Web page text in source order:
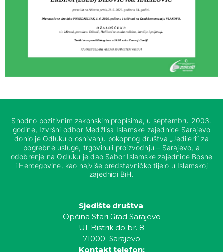
Shodno pozitivnim zakonskim propisima, u septembru 2003.
godine, Izvršni odbor Medžlisa Islamske zajednice Sarajevo
donio je Odluku o osnivanju pokopnog društva „Jedileri“ za
pogrebne usluge, trgovinu i proizvodnju – Sarajevo, a
odobrenje na Odluku je dao Sabor Islamske zajednice Bosne
i Hercegovine, kao najviše predstavničko tijelo u Islamskoj
zajednici BiH.
Sjedište društva:
Općina Stari Grad Sarajevo
Ul. Bistrik do br. 8
71000 Sarajevo
Kontakt telefon: